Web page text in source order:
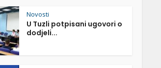
Novosti
U Tuzli potpisani ugovori o
dodjeli...